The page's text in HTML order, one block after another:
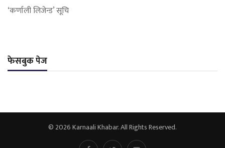
‘कर्णाली लिजेन्ड’ सूचि
फेसबुक पेज
© 2026 Karnaali Khabar. All Rights Reserved.